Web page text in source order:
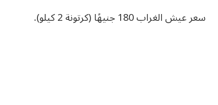
سعر عيش الغراب 180 جنيهًا (كرتونة 2 كيلو).